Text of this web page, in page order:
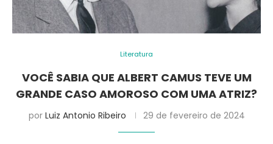
Literatura
VOCÊ SABIA QUE ALBERT CAMUS TEVE UM
GRANDE CASO AMOROSO COM UMA ATRIZ?
por Luiz Antonio Ribeiro 29 de fevereiro de 2024